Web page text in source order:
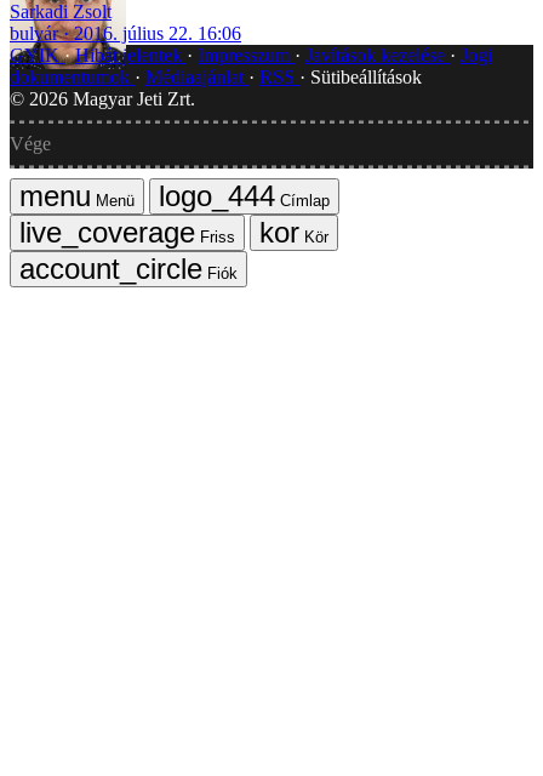
Sarkadi Zsolt
bulvár
2016. július 22. 16:06
GYIK Hibát jelentek Impresszum Javítások kezelése
Jogi
dokumentumok
Médiaajánlat RSS
Sütibeállítások
© 2026 Magyar Jeti Zrt.
Vége
Menü
Címlap
Friss
Kör
Fiók